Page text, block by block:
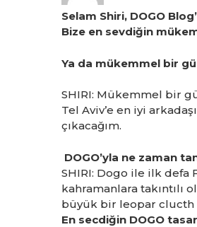
Selam Shiri, DOGO
Bize en sevdiğin
Ya da mükemmel bir
SHIRI: Mükemmel bir
Tel Aviv’e en iyi
çıkacağım.
DOGO’yla ne zaman
SHIRI: Dogo ile ilk defa
kahramanlara
büyük bir leopar clucth
En secdiğin DOGO